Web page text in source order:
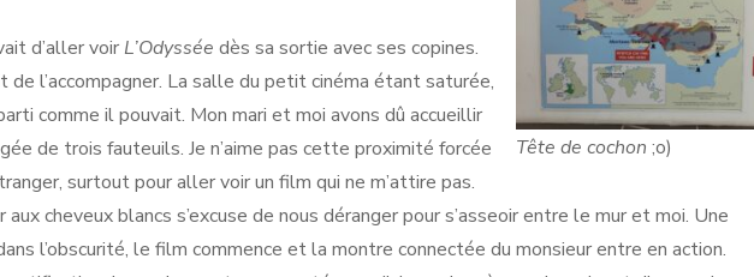
Tête de cochon ;o)
d’aller voir L’Odyssée dès sa sortie avec ses copines.
de l’accompagner. La salle du petit cinéma étant saturée,
comme il pouvait. Mon mari et moi avons dû accueillir
de trois fauteuils. Je n’aime pas cette proximité forcée
surtout pour aller voir un film qui ne m’attire pas.
cheveux blancs s’excuse de nous déranger pour s’asseoir entre le mur et moi. Une
l’obscurité, le film commence et la montre connectée du monsieur entre en action.